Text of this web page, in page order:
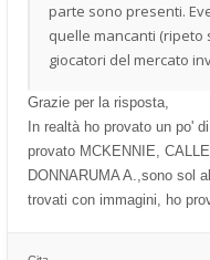
parte sono presenti.
quelle mancanti (ripeto
giocatori del mercato
Grazie per la risposta,
In realtà ho provato un po'
provato MCKENNIE,
DONNARUMA A.,sono sol
trovati con immagini, ho